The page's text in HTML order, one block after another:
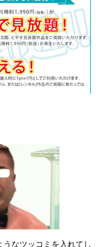
なツッコミを入れてし